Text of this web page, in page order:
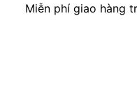
Miễn phí giao hàng